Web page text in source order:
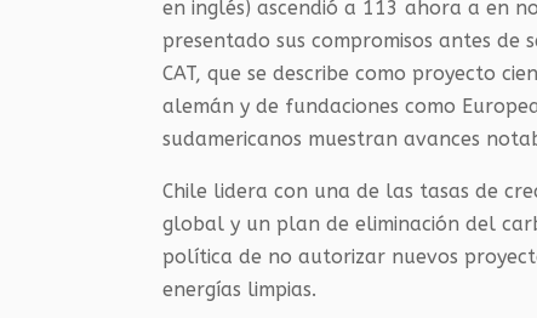
en inglés) ascendió a 113 ahora a en
presentado sus compromisos antes
CAT, que se describe como proyecto
alemán y de fundaciones como
sudamericanos muestran avances
Chile lidera con una de las tasas de
global y un plan de eliminación del
política de no autorizar nuevos
energías limpias.